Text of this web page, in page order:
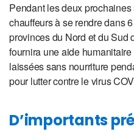
Pendant les deux
chauffeurs à se rendre dans
provinces du Nord et du Sud
fournira une aide
laissées sans nourriture
pour lutter contre le virus
D’importants